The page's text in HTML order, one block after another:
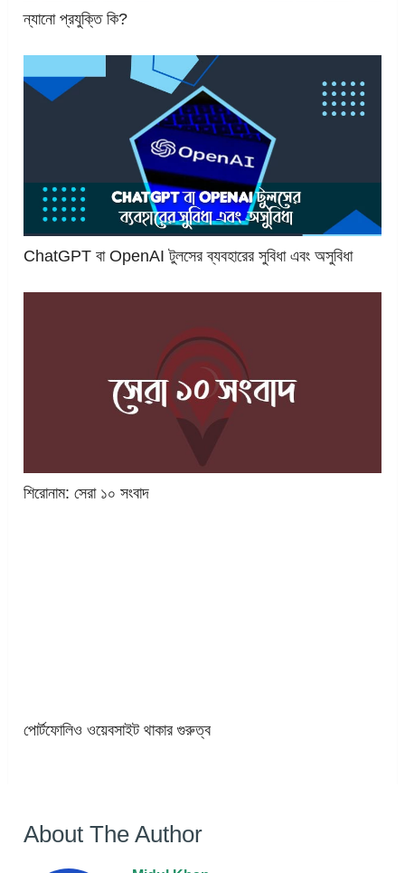
ন্যানো প্রযুক্তি কি?
ChatGPT বা OpenAI টুলসের ব্যবহারের সুবিধা এবং অসুবিধা
শিরোনাম: সেরা ১০ সংবাদ
পোর্টফোলিও ওয়েবসাইট থাকার গুরুত্ব
About The Author